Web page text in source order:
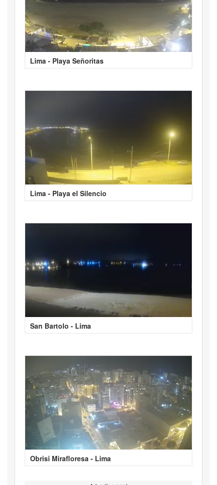
Lima - Playa Señoritas
Lima - Playa el Silencio
San Bartolo - Lima
Obrisi Mirafloresa - Lima